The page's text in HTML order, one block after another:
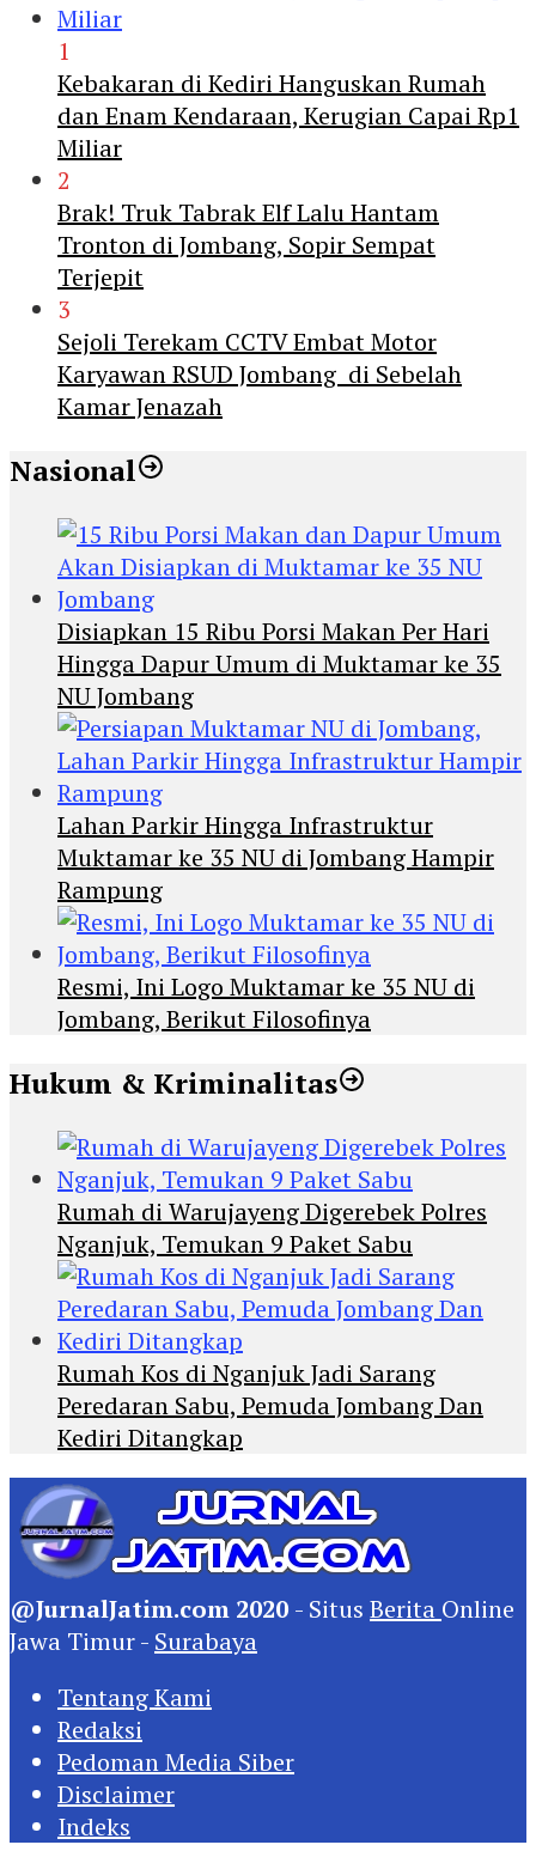
1
Kebakaran di Kediri Hanguskan Rumah
dan Enam Kendaraan, Kerugian Capai Rp1
Miliar
2
Brak! Truk Tabrak Elf Lalu Hantam
Tronton di Jombang, Sopir Sempat
Terjepit
3
Sejoli Terekam CCTV Embat Motor
Karyawan RSUD Jombang di Sebelah
Kamar Jenazah
Nasional
Disiapkan 15 Ribu Porsi Makan Per Hari
Hingga Dapur Umum di Muktamar ke 35
NU Jombang
Lahan Parkir Hingga Infrastruktur
Muktamar ke 35 NU di Jombang Hampir
Rampung
Resmi, Ini Logo Muktamar ke 35 NU di
Jombang, Berikut Filosofinya
Hukum & Kriminalitas
Rumah di Warujayeng Digerebek Polres
Nganjuk, Temukan 9 Paket Sabu
Rumah Kos di Nganjuk Jadi Sarang
Peredaran Sabu, Pemuda Jombang Dan
Kediri Ditangkap
@JurnalJatim.com 2020 - Situs Berita Online
Jawa Timur - Surabaya
Tentang Kami
Redaksi
Pedoman Media Siber
Disclaimer
Indeks